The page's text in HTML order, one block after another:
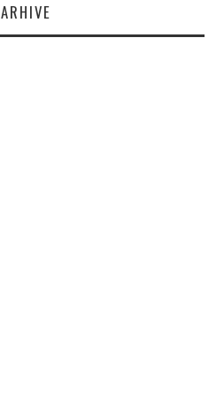
ARHIVE